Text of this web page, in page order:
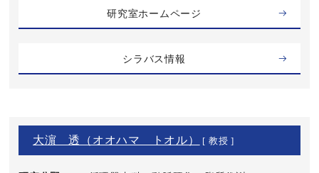
研究室ホームページ
シラバス情報
大濵 透（オオハマ トオル） [ 教授 ]